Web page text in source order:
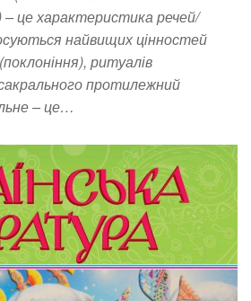
це характеристика речей/
найвищих цінностей
ритуалів
протилежний
– це…